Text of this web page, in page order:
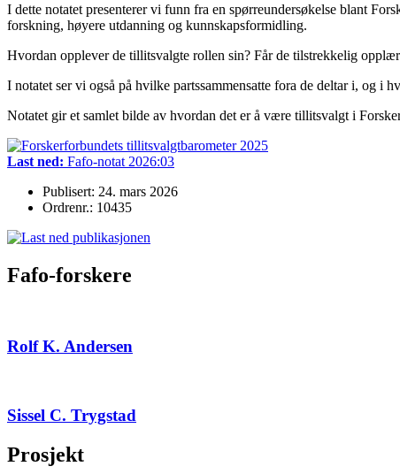
I dette notatet presenterer vi funn fra en spørreundersøkelse blant
forskning, høyere utdanning og kunnskapsformidling.
Hvordan opplever de tillitsvalgte rollen sin? Får de tilstrekkelig
I notatet ser vi også på hvilke partssammensatte fora de deltar i, og i
Notatet gir et samlet bilde av hvordan det er å være tillitsvalgt i
Last ned: Fafo-notat 2026:03
Publisert: 24. mars 2026
Ordrenr.: 10435
Fafo-forskere
Rolf K. Andersen
Sissel C. Trygstad
Prosjekt